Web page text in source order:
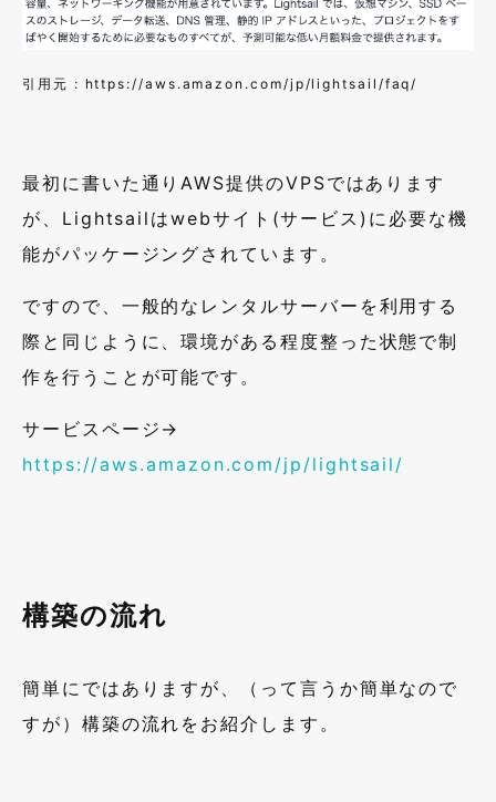
引用元 : https://aws.amazon.com/jp/lightsail/faq/
最初に書いた通りAWS提供のVPSではあります
が、
Lightsail はwebサイト(サービス)に必要な機
能がパッケージングされています。
ですので、一般的なレンタルサーバーを利用する
際と同じように、環境がある程度整った状態で制
作を行うことが可能です。
サービスページ→
https://aws.amazon.com/jp/lightsail/
構築の流れ
簡単にではありますが、（って言うか簡単なので
すが）構築の流れをお紹介します。